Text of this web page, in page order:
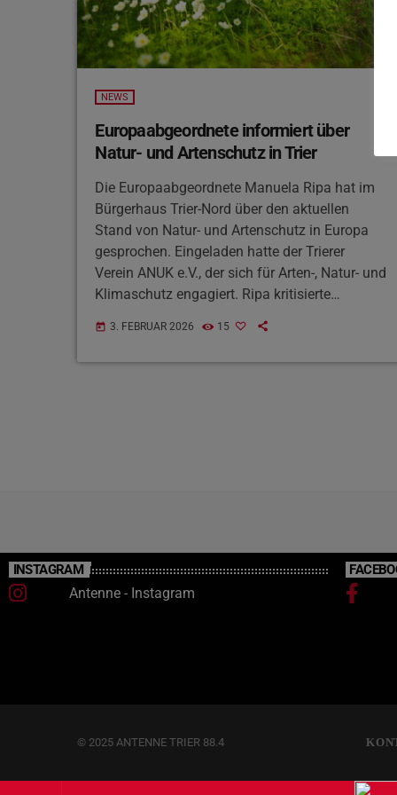
NEWS
Europaabgeordnete informiert über
Natur- und Artenschutz in Trier
Die Europaabgeordnete Manuela Ripa hat im
Bürgerhaus Trier-Nord über den aktuellen
Stand von Natur- und Artenschutz in Europa
gesprochen. Eingeladen hatte der Trierer
Verein ANUK e.V., der sich für Arten-, Natur- und
Klimaschutz engagiert. Ripa kritisierte
und warnte vor den Folgen von Pestiziden und
starkem Lobbyeinfluss. Gemeinsam mit ANUK-
today 3. FEBRUAR 2026 15
INSTAGRAM
Antenne - Instagram
© 2025 ANTENNE TRIER 88.4